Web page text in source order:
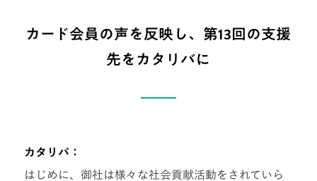
カード会員の声を反映し、第13回の支援
先をカタリバに
カタリバ：
はじめに、御社は様々な社会貢献活動をされていら